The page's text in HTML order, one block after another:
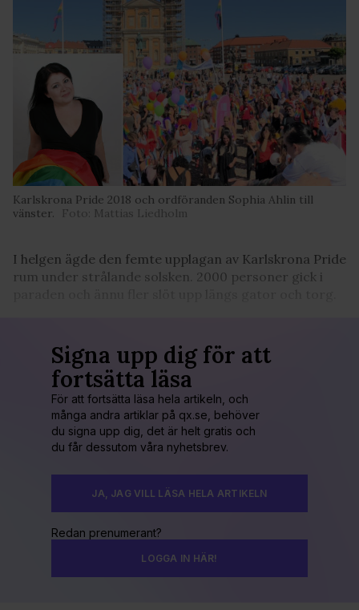
Karlskrona Pride 2018 och ordföranden Sophia Ahlin till
vänster.
Foto: Mattias Liedholm
I helgen ägde den femte upplagan av Karlskrona Pride
rum under strålande solsken. 2000 personer gick i
Signa upp dig för att
fortsätta läsa
För att fortsätta läsa hela artikeln, och
många andra artiklar på qx.se, behöver
du signa upp dig, det är helt gratis och
du får dessutom våra nyhetsbrev.
JA, JAG VILL LÄSA HELA ARTIKELN
Redan prenumerant?
LOGGA IN HÄR!